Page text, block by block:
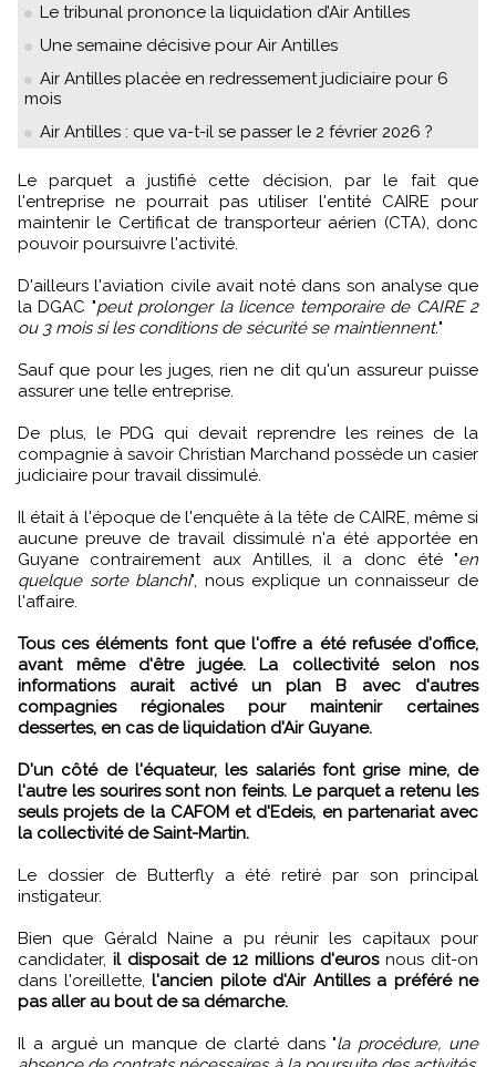
Le tribunal prononce la liquidation d’Air Antilles
Une semaine décisive pour Air Antilles
Air Antilles placée en redressement judiciaire pour 6
mois
Air Antilles : que va-t-il se passer le 2 février 2026 ?
Le parquet a justifié cette décision, par le fait que
l'entreprise ne pourrait pas utiliser l'entité CAIRE pour
maintenir le Certificat de transporteur aérien (CTA), donc
pouvoir poursuivre l'activité.
D'ailleurs l'aviation civile avait noté dans son analyse que
la DGAC "peut prolonger la licence temporaire de CAIRE 2
ou 3 mois si les conditions de sécurité se maintiennent."
Sauf que pour les juges, rien ne dit qu'un assureur puisse
assurer une telle entreprise.
De plus, le PDG qui devait reprendre les reines de la
compagnie à savoir Christian Marchand possède un casier
judiciaire pour travail dissimulé.
Il était à l'époque de l'enquête à la tête de CAIRE, même si
aucune preuve de travail dissimulé n'a été apportée en
Guyane contrairement aux Antilles, il a donc été "en
quelque sorte blanchi", nous explique un connaisseur de
l'affaire.
Tous ces éléments font que l'offre a été refusée d'office,
avant même d'être jugée. La collectivité selon nos
informations aurait activé un plan B avec d'autres
compagnies régionales pour maintenir certaines
dessertes, en cas de liquidation d'Air Guyane.
D'un côté de l'équateur, les salariés font grise mine, de
l'autre les sourires sont non feints. Le parquet a retenu les
seuls projets de la CAFOM et d'Edeis, en partenariat avec
la collectivité de Saint-Martin.
Le dossier de Butterfly a été retiré par son principal
instigateur.
Bien que Gérald Naine a pu réunir les capitaux pour
candidater, il disposait de 12 millions d'eurosnous dit-on
dans l'oreillette, l'ancien pilote d'Air Antilles a préféré ne
pas aller au bout de sa démarche.
Il a argué un manque de clarté dans "la procédure, une